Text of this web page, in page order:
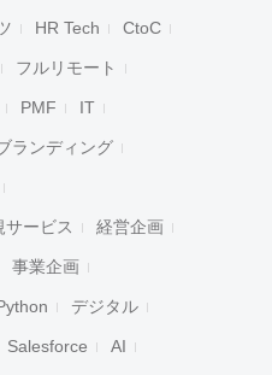
HR Tech CtoC
フルリモート
PMF IT
ランディング
サービス 経営企画
事業企画
デジタル
Salesforce AI